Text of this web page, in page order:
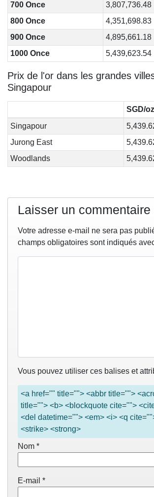
700 Once
3,807,736.48
800 Once
4,351,698.83
900 Once
4,895,661.18
1000 Once
5,439,623.54
Prix de l'or dans les grandes
Singapour
SGD/oz
Singapour
Jurong East
Woodlands
Laisser un commentaire
Votre adresse e-mail ne sera pas
champs obligatoires sont indiqués
Vous pouvez utiliser ces balises et
<a href="" title=""> <abbr title="">
title=""> <b> <blockquote cite="">
<del datetime=""> <em> <i> <q
<strike> <strong>
Nom *
E-mail *